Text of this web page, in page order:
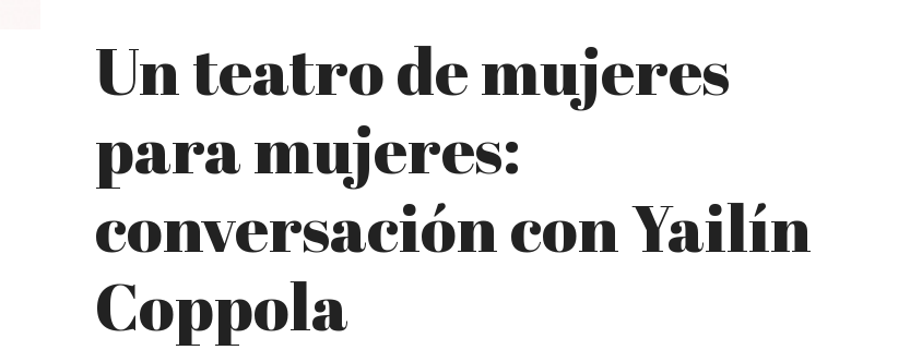
Un teatro de mujeres
para mujeres:
conversación con Yailín
Coppola